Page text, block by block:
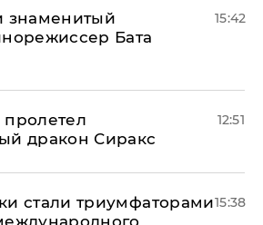
знаменитый
Бата
15:42
дракон Сиракс
12:51
стали триумфаторами15:38